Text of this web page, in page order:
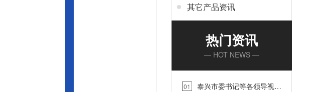
其它产品资讯
热门资讯
— HOT NEWS —
01
泰兴市委书记等各领导视察